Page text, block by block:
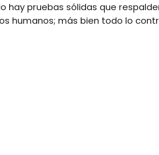
hay pruebas sólidas que
humanos; más bien todo lo